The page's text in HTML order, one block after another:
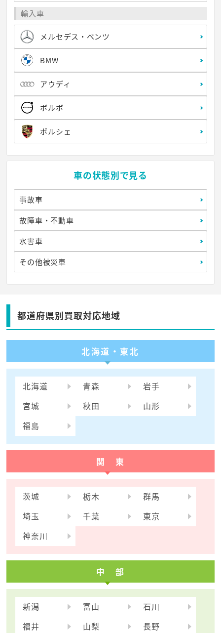
輸入車
メルセデス・ベンツ
BMW
アウディ
ボルボ
ポルシェ
車の状態別で見る
事故車
故障車・不動車
水害車
その他被災車
都道府県別買取対応地域
北海道・東北
北海道 青森
岩手
宮城
秋田
山形
福島
関 東
茨城 栃木
群馬
埼玉
千葉
東京
神奈川
中 部
新潟 富山
石川
福井
山梨
長野